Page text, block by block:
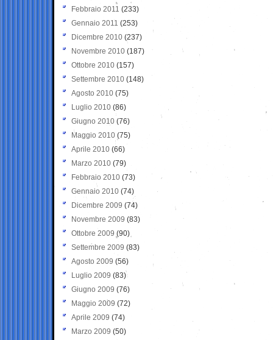
Febbraio 2011 (233)
Gennaio 2011 (253)
Dicembre 2010 (237)
Novembre 2010 (187)
Ottobre 2010 (157)
Settembre 2010 (148)
Agosto 2010 (75)
Luglio 2010 (86)
Giugno 2010 (76)
Maggio 2010 (75)
Aprile 2010 (66)
Marzo 2010 (79)
Febbraio 2010 (73)
Gennaio 2010 (74)
Dicembre 2009 (74)
Novembre 2009 (83)
Ottobre 2009 (90)
Settembre 2009 (83)
Agosto 2009 (56)
Luglio 2009 (83)
Giugno 2009 (76)
Maggio 2009 (72)
Aprile 2009 (74)
Marzo 2009 (50)